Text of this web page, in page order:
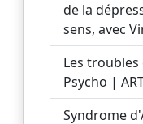
de la
sens, avec
Les
Psycho |
Syndrome